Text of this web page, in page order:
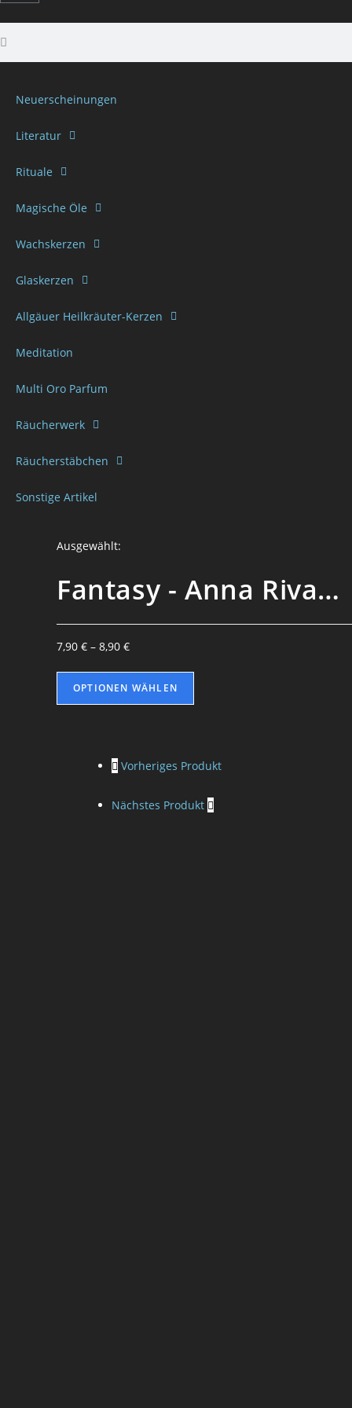
Neuerscheinungen
Literatur
Rituale
Magische Öle
Wachskerzen
Glaskerzen
Allgäuer Heilkräuter-Kerzen
Meditation
Multi Oro Parfum
Räucherwerk
Räucherstäbchen
Sonstige Artikel
Ausgewählt:
Fantasy - Anna Riva…
7,90 € – 8,90 €
OPTIONEN WÄHLEN
Vorheriges Produkt
Nächstes Produkt